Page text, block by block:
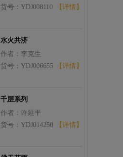
货号：YDJ008110
【详情】
水火共济
作者：李克生
货号：YDJ006655
【详情】
千层系列
作者：许延平
货号：YDJ014250
【详情】